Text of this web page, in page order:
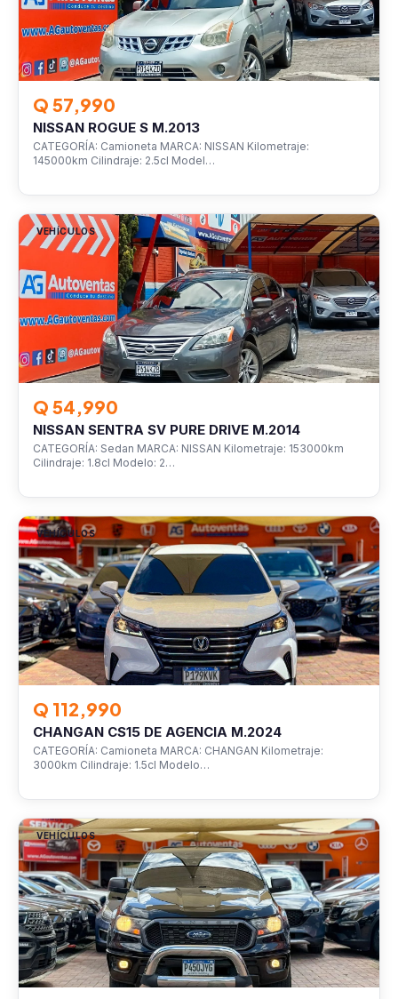
Q 57,990
NISSAN ROGUE S M.2013
CATEGORÍA: Camioneta MARCA: NISSAN Kilometraje:
145000km Cilindraje: 2.5cl Model…
VEHÍCULOS
Q 54,990
NISSAN SENTRA SV PURE DRIVE M.2014
CATEGORÍA: Sedan MARCA: NISSAN Kilometraje: 153000km
Cilindraje: 1.8cl Modelo: 2…
VEHÍCULOS
Q 112,990
CHANGAN CS15 DE AGENCIA M.2024
CATEGORÍA: Camioneta MARCA: CHANGAN Kilometraje:
3000km Cilindraje: 1.5cl Modelo…
VEHÍCULOS